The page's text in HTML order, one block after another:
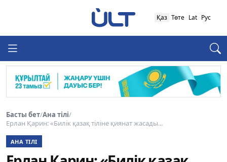
Қаз Төте Lat Рус
Басты бет/Ана тілі/
Ерлан Қарин: «Билік қазақ тіліне қиянат жасады...
АНА ТІЛІ